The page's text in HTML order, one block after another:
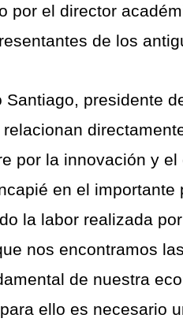
por el director
de los
Santiago, presidente
por la innovación y
en el
la labor realizada
nos encontramos
de nuestra
ello es necesario